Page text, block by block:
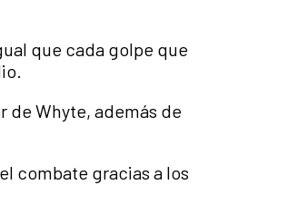
que cada golpe que
de Whyte, además de
combate gracias a los